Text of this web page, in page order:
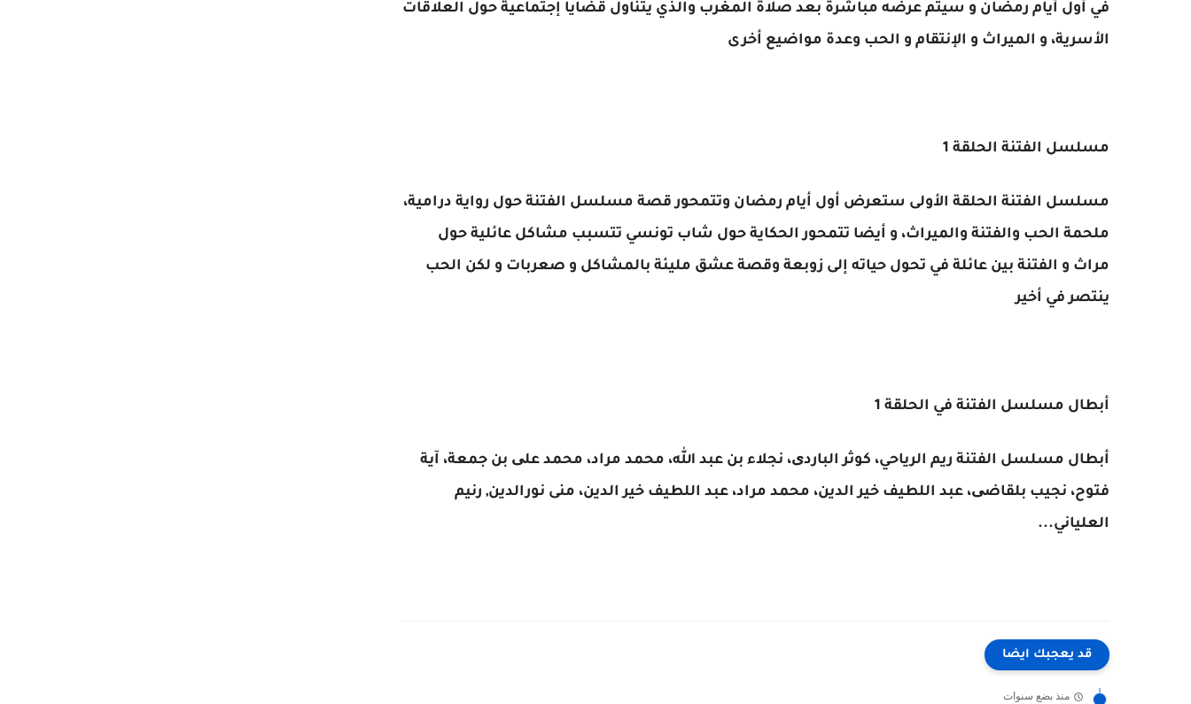
في أول أيام رمضان و سيتم عرضه مباشرة بعد صلاة المغرب والذي يتناول قضايا إجتماعية حول العلاقات
الأسرية، و الميراث و الإنتقام و الحب وعدة مواضيع أخرى
مسلسل الفتنة الحلقة 1
مسلسل الفتنة الحلقة الأولى ستعرض أول أيام رمضان وتتمحور قصة مسلسل الفتنة حول رواية درامية،
ملحمة الحب والفتنة والميراث، و أيضا تتمحور الحكاية حول شاب تونسي تتسبب مشاكل عائلية حول
مراث و الفتنة بين عائلة في تحول حياته إلى زوبعة وقصة عشق مليئة بالمشاكل و صعربات و لكن الحب
ينتصر في أخير
أبطال مسلسل الفتنة في الحلقة 1
أبطال مسلسل الفتنة ريم الرياحي، كوثر الباردی، نجلاء بن عبد الله، محمد مراد، محمد علی بن جمعة، آية
فتوح، نجيب بلقاضی، عبد اللطيف خير الدين، محمد مراد، عبد اللطيف خير الدين، منى نورالدين, رنيم
العلياني...
قد يعجبك ايضا
منذ بضع سنوات